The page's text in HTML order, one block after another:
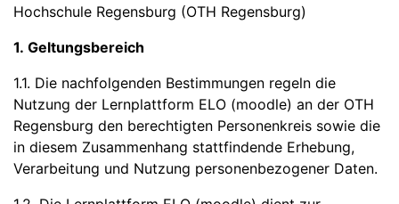
Hochschule Regensburg (OTH Regensburg)
1. Geltungsbereich
1.1. Die nachfolgenden Bestimmungen regeln die
Nutzung der Lernplattform ELO (moodle) an der OTH
Regensburg den berechtigten Personenkreis sowie die
in diesem Zusammenhang stattfindende Erhebung,
Verarbeitung und Nutzung personenbezogener Daten.